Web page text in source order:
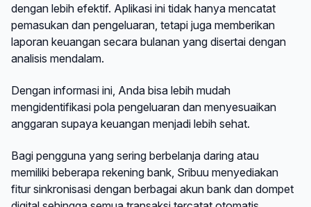
dengan lebih efektif. Aplikasi ini tidak hanya mencatat
pemasukan dan pengeluaran, tetapi juga memberikan
laporan keuangan secara bulanan yang disertai dengan
analisis mendalam.
Dengan informasi ini, Anda bisa lebih mudah
mengidentifikasi pola pengeluaran dan menyesuaikan
anggaran supaya keuangan menjadi lebih sehat.
Bagi pengguna yang sering berbelanja daring atau
memiliki beberapa rekening bank, Sribuu menyediakan
fitur sinkronisasi dengan berbagai akun bank dan dompet